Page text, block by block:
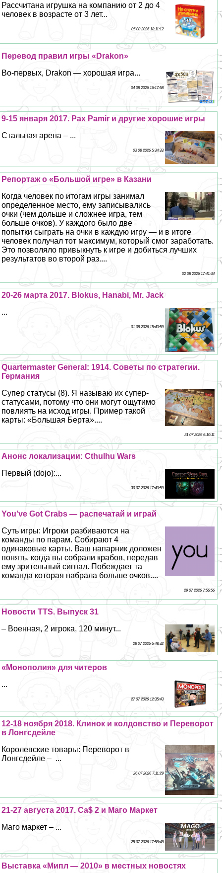
Рассчитана игрушка на компанию от 2 до 4
человек в возрасте от 3 лет...
05 08 2026 18:11:12
Перевод правил игры «Drakon»
Во-первых, Drakon — хорошая игра...
04 08 2026 16:17:58
9-15 января 2017. Pax Pamir и другие хорошие игры
Стальная арена – ...
03 08 2026 5:34:33
Репортаж о «Большой игре» в Казани
Когда человек по итогам игры занимал
определенное место, ему записывались
очки (чем дольше и сложнее игра, тем
больше очков). У каждого было две
попытки сыграть на очки в каждую игру — и в итоге
человек получал тот максимум, который смог заработать.
Это позволяло привыкнуть к игре и добиться лучших
результатов во второй раз....
02 08 2026 17:41:34
20-26 марта 2017. Blokus, Hanabi, Mr. Jack
...
01 08 2026 15:40:59
Quartermaster General: 1914. Советы по стратегии.
Германия
Супер статусы (8). Я называю их супер-
статусами, потому что они могут ощутимо
повлиять на исход игры. Пример такой
карты: «Большая Берта»....
31 07 2026 6:10:11
Анонс локализации: Cthulhu Wars
Первый (dojo):...
30 07 2026 17:40:59
You’ve Got Crabs — распечатай и играй
Суть игры: Игроки разбиваются на
комaнды по парам. Собирают 4
одинаковые карты. Ваш напарник доложен
понять, когда вы собрали крабов, передав
ему зрительный сигнал. Побеждает та
комaнда которая набрала больше очков....
29 07 2026 7:56:56
Новости TTS. Выпуск 31
– Военная, 2 игрока, 120 минут...
28 07 2026 6:48:32
«Монополия» для читеров
...
27 07 2026 12:35:43
12-18 ноября 2018. Клинок и колдовство и Переворот
в Лонгсдейле
Королевские товары: Переворот в
Лонгсдейле – ...
26 07 2026 7:11:29
21-27 августа 2017. Ca$ 2 и Маго Маркет
Маго маркет – ...
25 07 2026 17:58:48
Выставка «Мипл — 2010» в местных новостях